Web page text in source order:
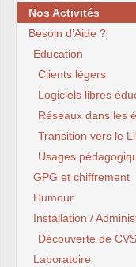
Nos Activités
Besoin d’Aide ?
Education
Clients légers
Logiciels libres
Réseaux dans les
Transition vers le
Usages
GPG et chiffrement
Humour
Installation /
Découverte de CVS
Laboratoire